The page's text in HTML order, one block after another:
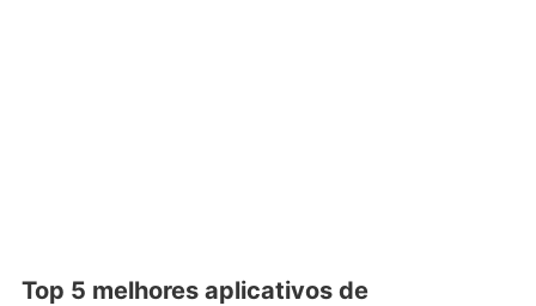
Top 5 melhores aplicativos de